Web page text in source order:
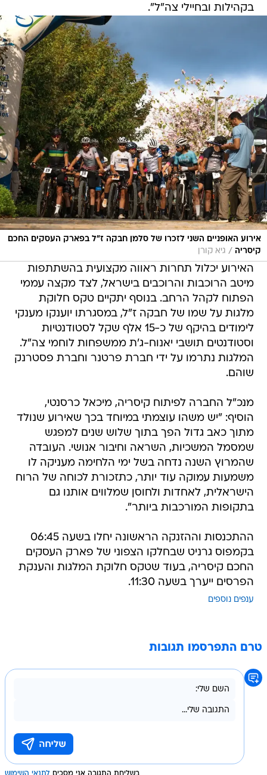
בקהילות ובחיילי צה"ל".
אירוע האופניים השני לזכרו של סלמן חבקה ז"ל בפארק העסקים החכם
קיסריה / גיא קורן
האירוע יכלול תחרות ראווה מקצועית בהשתתפות
מיטב הרוכבות והרוכבים בישראל, לצד מקצה עממי
הפתוח לקהל הרחב. בנוסף יתקיים טקס חלוקת
מלגות על שמו של חבקה ז"ל, במסגרתו יוענקו מענקי
לימודים בהיקף של כ-15 אלף שקל לסטודנטיות
וסטודנטים תושבי יאנוח-ג'ת ממשפחות לוחמי צה"ל.
המלגות נתרמו על ידי חברת פרטנר וחברת פסטרנק
שוהם.
מנכ"ל החברה לפיתוח קיסריה, מיכאל כרסנטי,
הוסיף: "יש משהו עוצמתי במיוחד בכך שאירוע שנולד
מתוך כאב גדול הפך בתוך שלוש שנים למפגש
שמסמל המשכיות, השראה וחיבור אנושי. העובדה
שהמרוץ השנה נדחה בשל ימי הלחימה מעניקה לו
משמעות עמוקה עוד יותר, כתזכורת לכוחה של הרוח
הישראלית, לאחדות ולחוסן שמלווים אותנו גם
בתקופות המורכבות ביותר".
ההתכנסות וההזנקה הראשונה יחלו בשעה 06:45
בקמפוס גרניט שבחלקו הצפוני של פארק העסקים
החכם קיסריה, בעוד שטקס חלוקת המלגות והענקת
הפרסים ייערך בשעה 11:30.
ענפים נוספים
טרם התפרסמו תגובות